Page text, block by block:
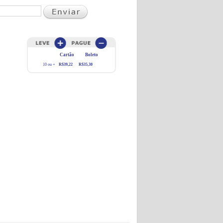
Cartão Boleto
10 ou + R$39,22 R$35,30